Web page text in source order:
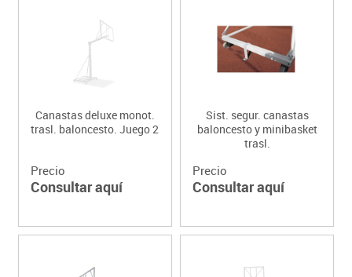
Canastas deluxe monot.
trasl. baloncesto. Juego 2
Precio
Consultar aquí
Sist. segur. canastas
baloncesto y minibasket
trasl.
Precio
Consultar aquí